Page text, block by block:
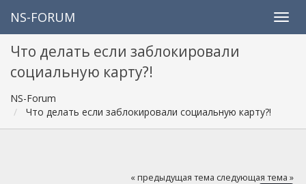
NS-FORUM
Что делать если заблокировали
социальную карту?!
NS-Forum
Что делать если заблокировали социальную карту?!
« предыдущая тема следующая тема »